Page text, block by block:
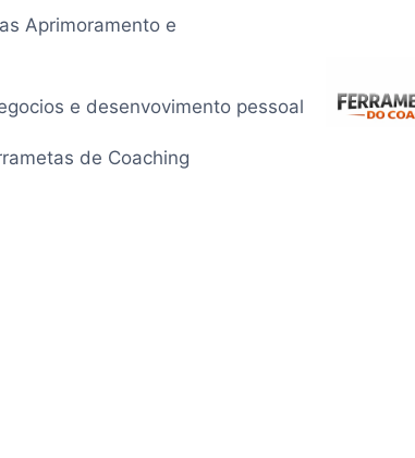
Aprimoramento e
e desenvovimento pessoal
de Coaching